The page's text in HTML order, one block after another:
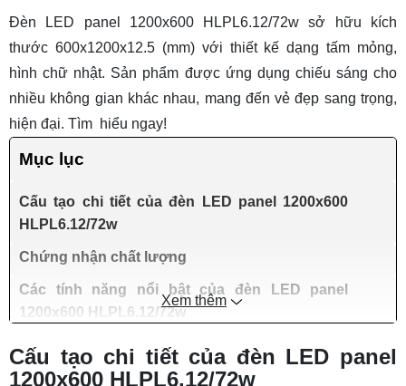
Đèn LED panel 1200x600 HLPL6.12/72w sở hữu kích
thước 600x1200x12.5 (mm) với thiết kế dạng tấm mỏng,
hình chữ nhật. Sản phẩm được ứng dụng chiếu sáng cho
nhiều không gian khác nhau, mang đến vẻ đẹp sang trọng,
hiện đại. Tìm hiểu ngay!
Mục lục
Cấu tạo chi tiết của đèn LED panel 1200x600
HLPL6.12/72w
Chứng nhận chất lượng
Các tính năng nổi bật của đèn LED panel
1200x600 HLPL6.12/72w
Ứng dụng thực tế
Cam kết về chất lượng sản phẩm và dịch vụ
Xem thêm
Cấu tạo chi tiết của đèn LED panel
1200x600 HLPL6.12/72w